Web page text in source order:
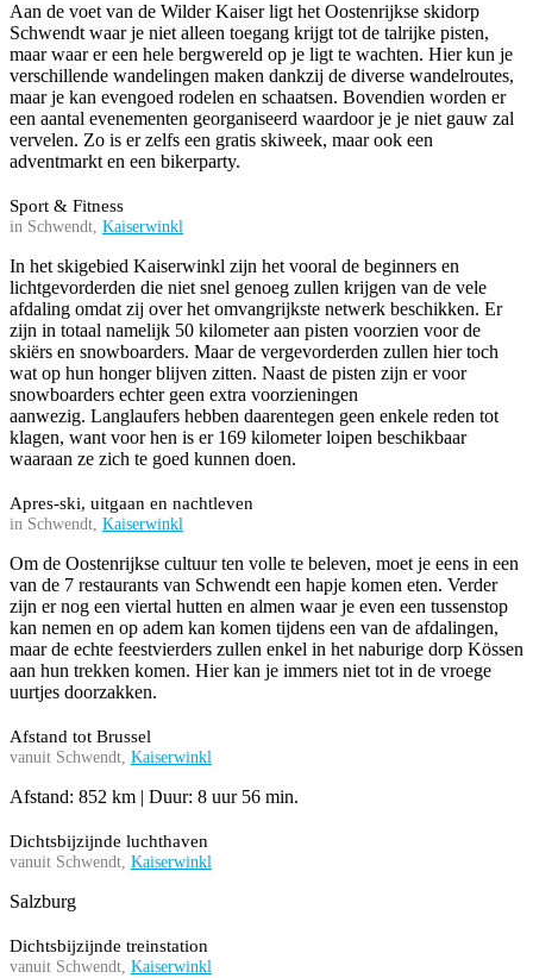
Aan de voet van de Wilder Kaiser ligt het Oostenrijkse skidorp
Schwendt waar je niet alleen toegang krijgt tot de talrijke pisten,
maar waar er een hele bergwereld op je ligt te wachten. Hier kun je
verschillende wandelingen maken dankzij de diverse wandelroutes,
maar je kan evengoed rodelen en schaatsen. Bovendien worden er
een aantal evenementen georganiseerd waardoor je je niet gauw zal
vervelen. Zo is er zelfs een gratis skiweek, maar ook een
adventmarkt en een bikerparty.
Sport & Fitness
in Schwendt, Kaiserwinkl
In het skigebied Kaiserwinkl zijn het vooral de beginners en
lichtgevorderden die niet snel genoeg zullen krijgen van de vele
afdaling omdat zij over het omvangrijkste netwerk beschikken. Er
zijn in totaal namelijk 50 kilometer aan pisten voorzien voor de
skiërs en snowboarders. Maar de vergevorderden zullen hier toch
wat op hun honger blijven zitten. Naast de pisten zijn er voor
snowboarders echter geen extra voorzieningen
aanwezig. Langlaufers hebben daarentegen geen enkele reden tot
klagen, want voor hen is er 169 kilometer loipen beschikbaar
waaraan ze zich te goed kunnen doen.
Apres-ski, uitgaan en nachtleven
in Schwendt, Kaiserwinkl
Om de Oostenrijkse cultuur ten volle te beleven, moet je eens in een
van de 7 restaurants van Schwendt een hapje komen eten. Verder
zijn er nog een viertal hutten en almen waar je even een tussenstop
kan nemen en op adem kan komen tijdens een van de afdalingen,
maar de echte feestvierders zullen enkel in het naburige dorp Kössen
aan hun trekken komen. Hier kan je immers niet tot in de vroege
uurtjes doorzakken.
Afstand tot Brussel
vanuit Schwendt, Kaiserwinkl
Afstand: 852 km | Duur: 8 uur 56 min.
Dichtsbijzijnde luchthaven
vanuit Schwendt, Kaiserwinkl
Salzburg
Dichtsbijzijnde treinstation
vanuit Schwendt, Kaiserwinkl